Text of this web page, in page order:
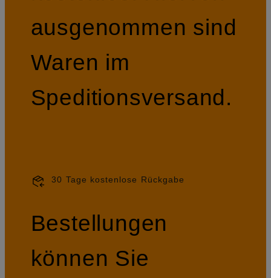
ausgenommen sind
Waren im
Speditionsversand.
30 Tage kostenlose Rückgabe
Bestellungen
können Sie